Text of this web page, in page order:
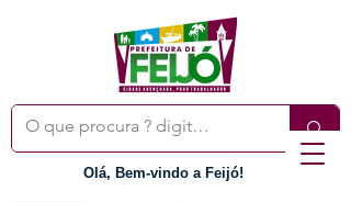
Olá, Bem-vindo a Feijó!